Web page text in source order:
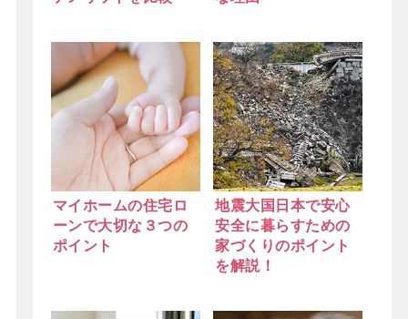
マイホームの住宅ロ
ーンで大切な３つの
ポイント
地震大国日本で安心
安全に暮らすための
家づくりのポイント
を解説！